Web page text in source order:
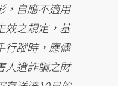
，自應不適用
效之規定，基
行蹤時，應儘
人遭詐騙之財